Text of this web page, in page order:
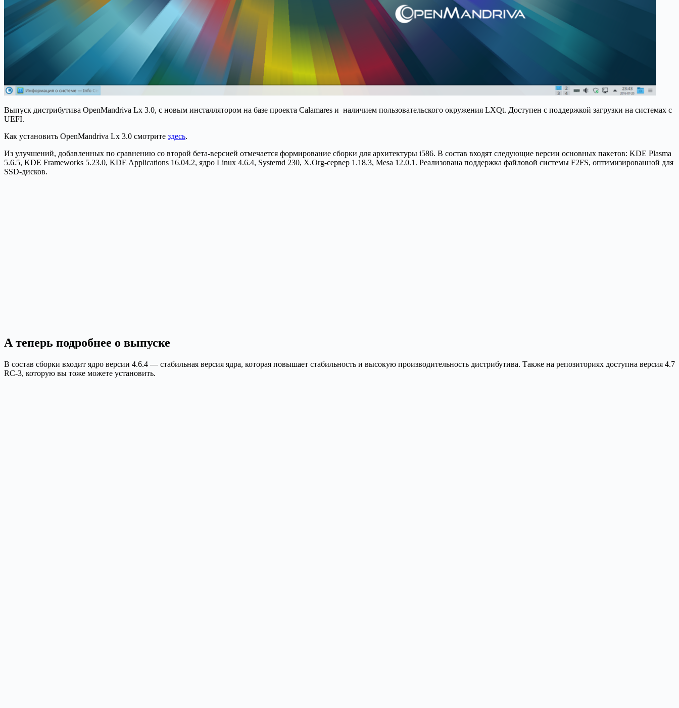
Выпуск дистрибутива OpenMandriva Lx 3.0, с новым инсталлятором на базе проекта Calamares и наличием пользовательского окружения LXQt. Доступен с поддержкой загрузки на системах с
UEFI.
Как установить OpenMandriva Lx 3.0 смотрите здесь.
Из улучшений, добавленных по сравнению со второй бета-версией отмечается формирование сборки для архитектуры i586. В состав входят следующие версии основных пакетов: KDE Plasma
5.6.5, KDE Frameworks 5.23.0, KDE Applications 16.04.2, ядро Linux 4.6.4, Systemd 230, X.Org-сервер 1.18.3, Mesa 12.0.1. Реализована поддержка файловой системы F2FS, оптимизированной для
SSD-дисков.
А теперь подробнее о выпуске
В состав сборки входит ядро версии 4.6.4 — стабильная версия ядра, которая повышает стабильность и высокую производительность дистрибутива. Также на репозиториях доступна версия 4.7
RC-3, которую вы тоже можете установить.